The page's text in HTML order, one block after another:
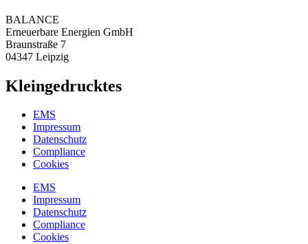
BALANCE
Erneuerbare Energien GmbH
Braunstraße 7
04347 Leipzig
Kleingedrucktes
EMS
Impressum
Datenschutz
Compliance
Cookies
EMS
Impressum
Datenschutz
Compliance
Cookies